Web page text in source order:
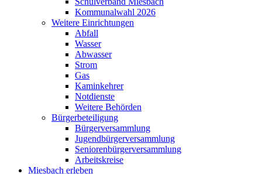
Kommunalwahl 2026
Weitere Einrichtungen
Abfall
Wasser
Abwasser
Strom
Gas
Kaminkehrer
Notdienste
Weitere Behörden
Bürgerbeteiligung
Bürgerversammlung
Jugendbürgerversammlung
Seniorenbürgerversammlung
Arbeitskreise
Miesbach erleben